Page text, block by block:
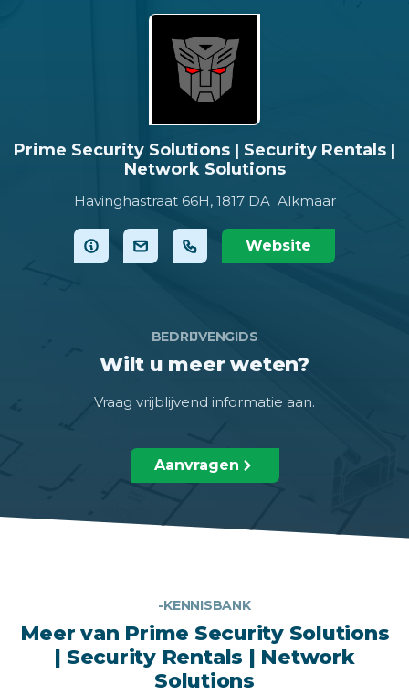
Prime Security Solutions | Security Rentals |
Network Solutions
Havinghastraat 66H, 1817 DA Alkmaar
Website
BEDRIJVENGIDS
Wilt u meer weten?
Vraag vrijblijvend informatie aan.
Aanvragen
-KENNISBANK
Meer van Prime Security Solutions
| Security Rentals | Network
Solutions